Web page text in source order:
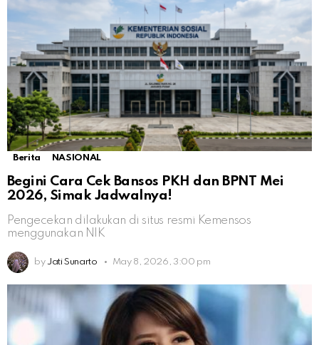
Berita NASIONAL
Begini Cara Cek Bansos PKH dan BPNT Mei
2026, Simak Jadwalnya!
Pengecekan dilakukan di situs resmi Kemensos
menggunakan NIK
by Jati Sunarto May 8, 2026, 3:00 pm